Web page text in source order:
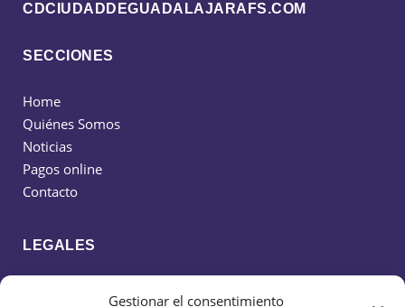
Gestionar el consentimiento
CDCIUDADDEGUADALAJARAFS.COM
SECCIONES
Home
Quiénes Somos
Noticias
Pagos online
Contacto
LEGALES